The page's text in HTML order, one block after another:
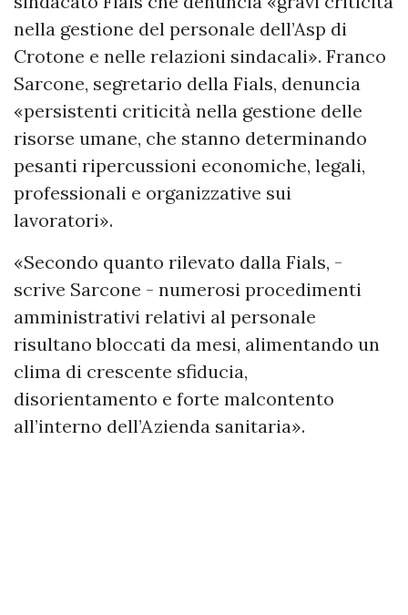
nella gestione del personale dell’Asp di
Crotone e nelle relazioni sindacali». Franco
Sarcone, segretario della Fials, denuncia
«persistenti criticità nella gestione delle
risorse umane, che stanno determinando
pesanti ripercussioni economiche, legali,
professionali e organizzative sui
lavoratori».
«Secondo quanto rilevato dalla Fials, -
scrive Sarcone - numerosi procedimenti
amministrativi relativi al personale
risultano bloccati da mesi, alimentando un
clima di crescente sfiducia,
disorientamento e forte malcontento
all’interno dell’Azienda sanitaria».